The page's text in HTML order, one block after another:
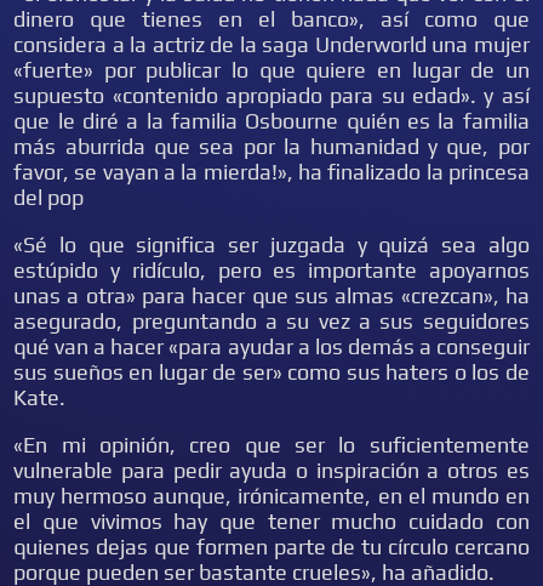
dinero que tienes en el banco», así como que
considera a la actriz de la saga Underworld una mujer
«fuerte» por publicar lo que quiere en lugar de un
supuesto «contenido apropiado para su edad». y así
que le diré a la familia Osbourne quién es la familia
más aburrida que sea por la humanidad y que, por
favor, se vayan a la mierda!», ha finalizado la princesa
del pop
«Sé lo que significa ser juzgada y quizá sea algo
estúpido y ridículo, pero es importante apoyarnos
unas a otra» para hacer que sus almas «crezcan», ha
asegurado, preguntando a su vez a sus seguidores
qué van a hacer «para ayudar a los demás a conseguir
sus sueños en lugar de ser» como sus haters o los de
Kate.
«En mi opinión, creo que ser lo suficientemente
vulnerable para pedir ayuda o inspiración a otros es
muy hermoso aunque, irónicamente, en el mundo en
el que vivimos hay que tener mucho cuidado con
quienes dejas que formen parte de tu círculo cercano
porque pueden ser bastante crueles», ha añadido.